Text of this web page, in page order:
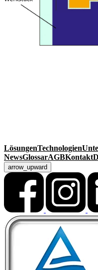
LösungenTechnologien
NewsGlossarAGBKontakt
arrow_upward